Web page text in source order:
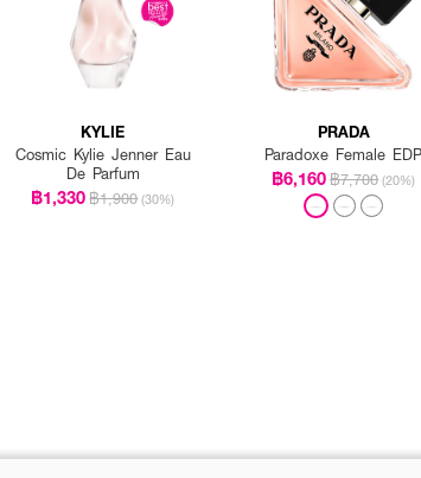
KYLIE
Cosmic Kylie Jenner Eau
De Parfum
฿1,330฿1,900 (30%)
PRADA
Paradoxe Female EDP
฿6,160฿7,700 (20%)